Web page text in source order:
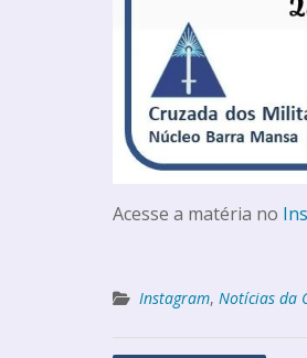
Acesse a matéria no
Instagram, Notícias da